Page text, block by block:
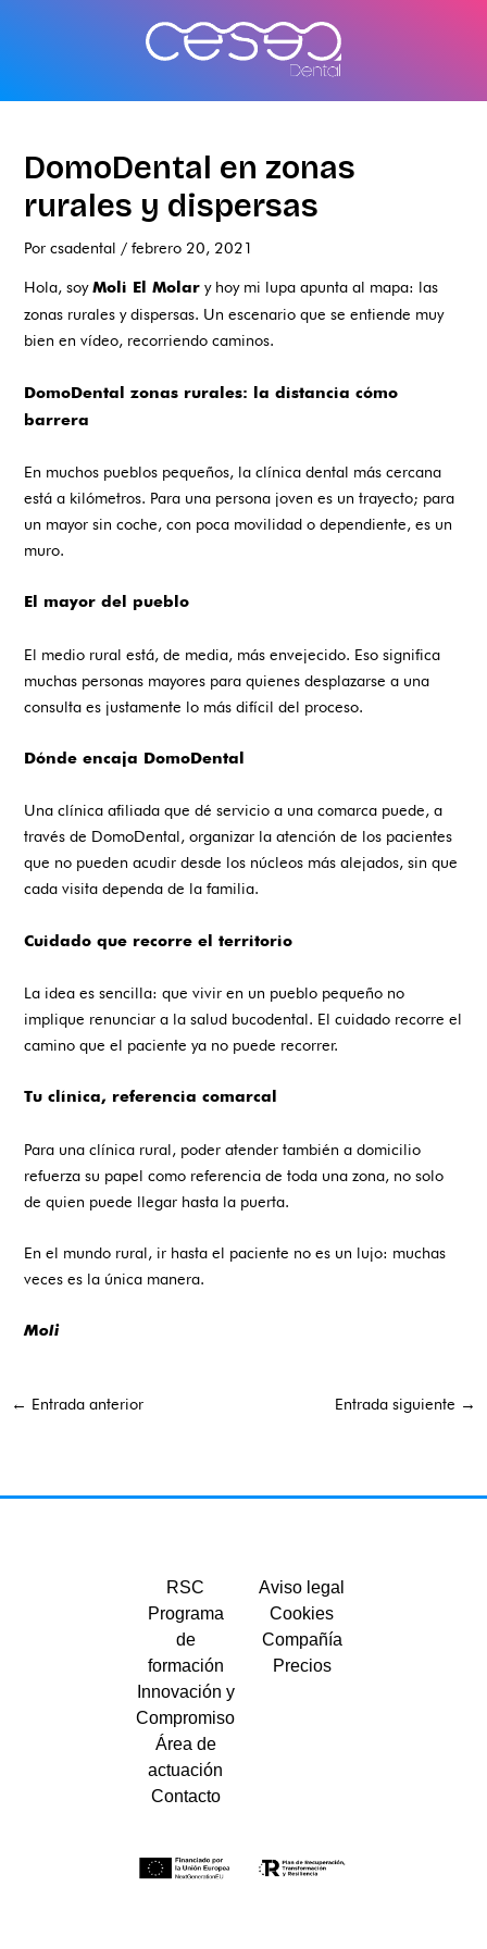
DomoDental en zonas
rurales y dispersas
Porcsadental /febrero 20, 2021
Hola, soyMoli El Molar y hoy mi lupa apunta al mapa: las
zonas rurales y dispersas. Un escenario que se entiende muy
bien en vídeo, recorriendo caminos.
DomoDental zonas rurales: la distancia cómo
barrera
En muchos pueblos pequeños, la clínica dental más cercana
está a kilómetros. Para una persona joven es un trayecto; para
un mayor sin coche, con poca movilidad o dependiente, es un
muro.
El mayor del pueblo
El medio rural está, de media, más envejecido. Eso significa
muchas personas mayores para quienes desplazarse a una
consulta es justamente lo más difícil del proceso.
Dónde encaja DomoDental
Una clínica afiliada que dé servicio a una comarca puede, a
través de DomoDental, organizar la atención de los pacientes
que no pueden acudir desde los núcleos más alejados, sin que
cada visita dependa de la familia.
Cuidado que recorre el territorio
La idea es sencilla: que vivir en un pueblo pequeño no
implique renunciar a la salud bucodental. El cuidado recorre el
camino que el paciente ya no puede recorrer.
Tu clínica, referencia comarcal
Para una clínica rural, poder atender también a domicilio
refuerza su papel como referencia de toda una zona, no solo
de quien puede llegar hasta la puerta.
En el mundo rural, ir hasta el paciente no es un lujo: muchas
veces es la única manera.
Moli
← Entrada anterior Entrada siguiente →
RSC
Programa
de
formación
Innovación y
Compromiso
Área de
actuación
Contacto
Aviso legal
Cookies
Compañía
Precios